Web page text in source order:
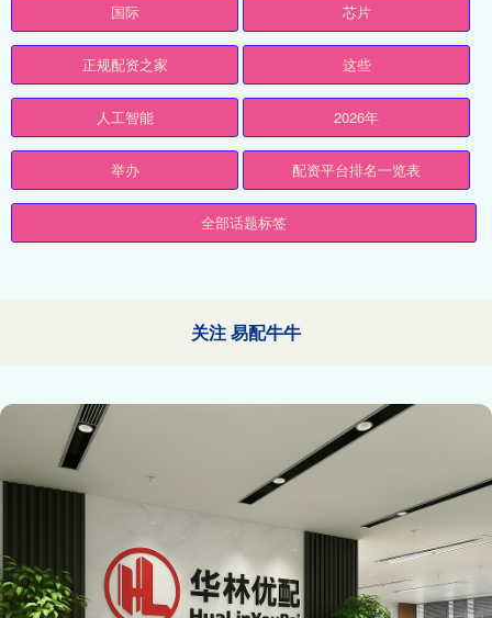
国际 芯片
正规配资之家 这些
人工智能 2026年
举办 配资平台排名一览表
全部话题标签
关注 易配牛牛